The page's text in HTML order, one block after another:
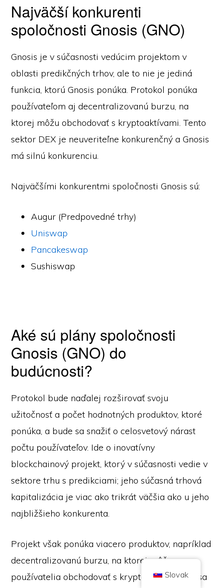
Najväčší konkurenti
spoločnosti Gnosis (GNO)
Gnosis je v súčasnosti vedúcim projektom v
oblasti predikčných trhov, ale to nie je jediná
funkcia, ktorú Gnosis ponúka. Protokol ponúka
používateľom aj decentralizovanú burzu, na
ktorej môžu obchodovať s kryptoaktívami. Tento
sektor DEX je neuveriteľne konkurenčný a Gnosis
má silnú konkurenciu.
Najväčšími konkurentmi spoločnosti Gnosis sú:
Augur (Predpovedné trhy)
Uniswap
Pancakeswap
Sushiswap
Aké sú plány spoločnosti
Gnosis (GNO) do
budúcnosti?
Protokol bude naďalej rozširovať svoju
užitočnosť a počet hodnotných produktov, ktoré
ponúka, a bude sa snažiť o celosvetový nárast
počtu používateľov. Ide o inovatívny
blockchainový projekt, ktorý v súčasnosti vedie v
sektore trhu s predikciami; jeho súčasná trhová
kapitalizácia je viac ako trikrát väčšia ako u jeho
najbližšieho konkurenta.
Projekt však ponúka viacero produktov, napríklad
decentralizovanú burzu, na ktorej môžu
používatelia obchodovať s kryptoaktívami. Ak sa
Autorské práva © 2026 Brilliant British Ltd obchodovanie ako Coin
Kickoff
Adresa: 2. poschodie 167-169 Great Portland Street, Londýn, Spojené
kráľovstvo, W1W 5PF
Obsah má informačný charakter a nie je investičným poradenstvom. Minulá
kryptomien je spojené s rizikom.
Kryptomeny nie sú regulované britským Úradom pre finančné správanie a
nepodliehajú ochrane v rámci britského systému odškodnenia finančných
kryptomien sa môže vzťahovať daň z kapitálových výnosov.
DOMOV O STRÁNKE ZÁSADY OCHRANY OSOBNÝCH ÚDAJOV KONTAKTUJTE NÁS
Slovak